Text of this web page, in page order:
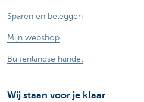
Sparen en beleggen
Mijn webshop
Buitenlandse handel
Wij staan voor je klaar